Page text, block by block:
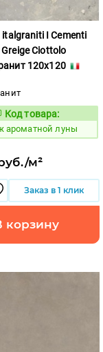
I Cementi
Ciottolo
120x120
984670
Код товара:
ароматной луны
м²
Заказ в 1 клик
корзину